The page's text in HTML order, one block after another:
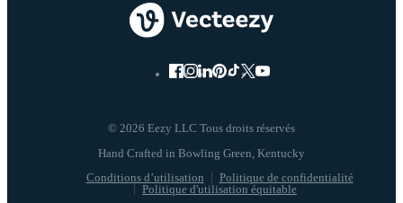
© 2026 Eezy LLC Tous droits réservés
Conditions d’utilisation
Politique de confidentialité
Politique d'utilisation équitable